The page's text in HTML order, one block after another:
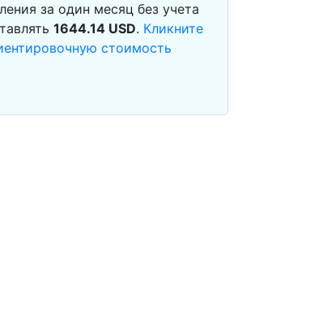
за один месяц без учета
1644.14 USD. Кликните
стоимость